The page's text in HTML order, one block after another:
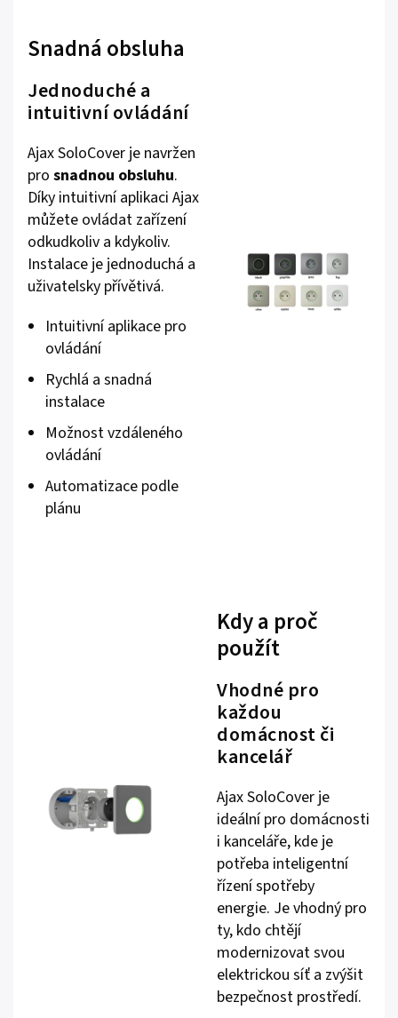
Snadná obsluha
Jednoduché a
intuitivní ovládání
Ajax SoloCover je navržen
pro snadnou obsluhu.
Díky intuitivní aplikaci Ajax
můžete ovládat zařízení
odkudkoliv a kdykoliv.
Instalace je jednoduchá a
uživatelsky přívětivá.
Intuitivní aplikace pro
ovládání
Rychlá a snadná
instalace
Možnost vzdáleného
ovládání
Automatizace podle
plánu
Kdy a proč
použít
Vhodné pro
každou
domácnost či
kancelář
Ajax SoloCover je
ideální pro domácnosti
i kanceláře, kde je
potřeba inteligentní
řízení spotřeby
energie. Je vhodný pro
ty, kdo chtějí
modernizovat svou
elektrickou síť a zvýšit
bezpečnost prostředí.